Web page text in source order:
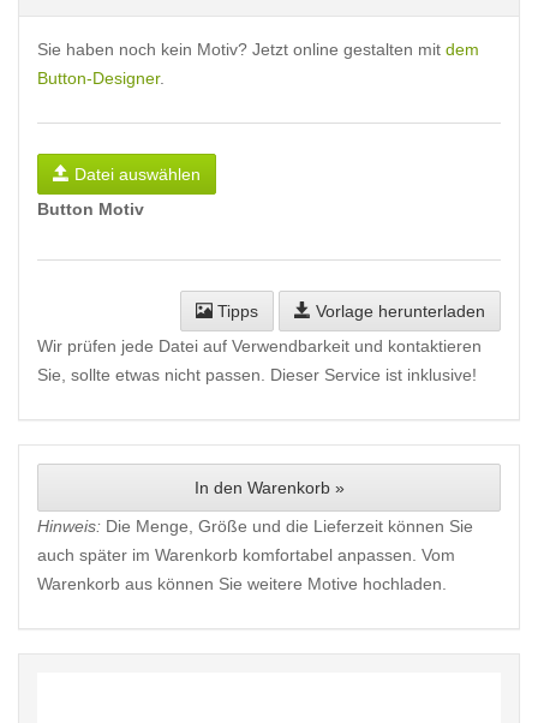
Sie haben noch kein Motiv? Jetzt online gestalten mit dem
Button-Designer.
Datei auswählen
Button Motiv
Tipps
Vorlage herunterladen
Wir prüfen jede Datei auf Verwendbarkeit und kontaktieren
Sie, sollte etwas nicht passen. Dieser Service ist inklusive!
In den Warenkorb »
Hinweis: Die Menge, Größe und die Lieferzeit können Sie
auch später im Warenkorb komfortabel anpassen. Vom
Warenkorb aus können Sie weitere Motive hochladen.